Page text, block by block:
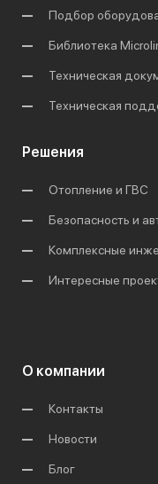
Подбор
Библиотека
Техническая
Техническая
Решения
Отопление и ГВС
Безопасность и
Комплексные
Интересные
О компании
Контакты
Новости
Блог